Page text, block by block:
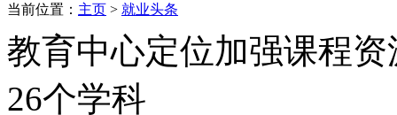
当前位置： 主页 > 就业头条
教育中心定位加强课程
26个学科